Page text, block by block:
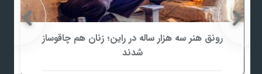
رونق هنر سه هزار ساله در راین؛ زنان هم چاقوساز
شدند